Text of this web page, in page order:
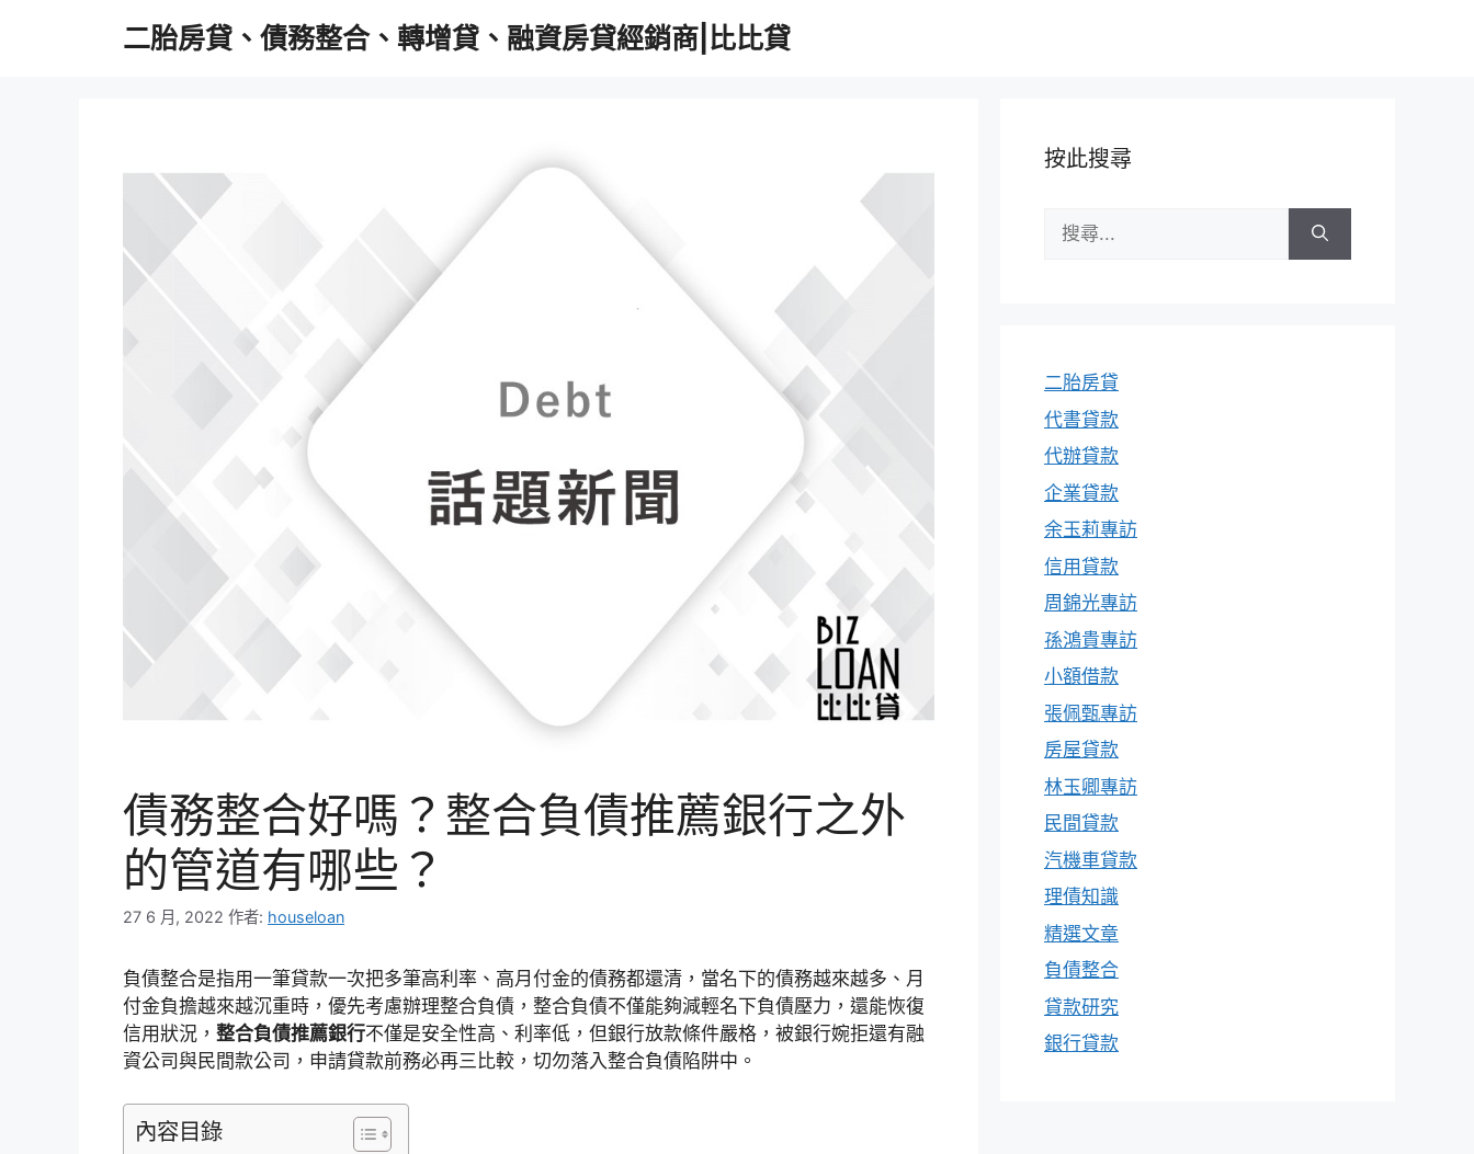
二胎房貸、債務整合、轉增貸、融資房貸經銷商|比比貸
債務整合好嗎？整合負債推薦銀行之外
的管道有哪些？
27 6 月, 2022 作者: houseloan
負債整合是指用一筆貸款一次把多筆高利率、高月付金的債務都還清，當名下的債務越來越多、月
付金負擔越來越沉重時，優先考慮辦理整合負債，整合負債不僅能夠減輕名下負債壓力，還能恢復
信用狀況， 整合負債推薦銀行不僅是安全性高、利率低，但銀行放款條件嚴格，被銀行婉拒還有融
資公司與民間款公司，申請貸款前務必再三比較，切勿落入整合負債陷阱中。
內容目錄
按此搜尋
尋:
二胎房貸
代書貸款
代辦貸款
企業貸款
余玉莉專訪
信用貸款
周錦光專訪
孫鴻貴專訪
小額借款
張佩甄專訪
房屋貸款
林玉卿專訪
民間貸款
汽機車貸款
理債知識
精選文章
負債整合
貸款研究
銀行貸款